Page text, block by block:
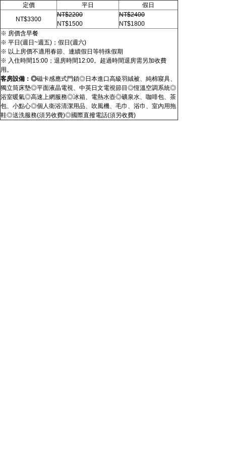
定價 平日
假日
NT$3300
NT$2200
NT$1500
NT$2400
NT$1800
※ 房價含早餐
※ 平日(週日~週五)；假日(週六)
※ 以上房價不適用春節、連續假日等特殊假期
※ 入住時間15:00；退房時間12:00。超過時間退房需另加收費
用。
客房設備：◎磁卡感應式門鎖◎日本進口高級羽絨被、純棉寢具、
獨立筒床墊◎平面液晶電視、中英日文電視節目◎恆溫空調系統◎
浴室暖氣◎高速上網服務◎冰箱、電熱水壺◎礦泉水、咖啡包、茶
包、小點心◎個人衛浴清潔用品、吹風機、毛巾、浴巾、室內用拖
鞋◎送洗服務(須另收費)◎國際直撥電話(須另收費)